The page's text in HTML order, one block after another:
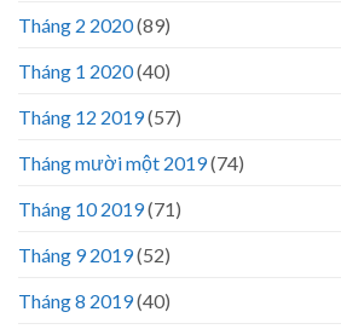
Tháng 2 2020(89)
Tháng 1 2020(40)
Tháng 12 2019(57)
Tháng mười một 2019(74)
Tháng 10 2019(71)
Tháng 9 2019(52)
Tháng 8 2019(40)